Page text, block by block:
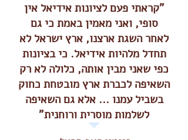
"קראתי פעם לציונות אידיאל אין
סופי, ואני מאמין באמת כי גם
לאחר השגת ארצנו, ארץ ישראל לא
תחדל מלהיות אידיאל. כי בציונות
כפי שאני מבין אותה, כלולה לא רק
השאיפה לכברת ארץ מובטחת כחוק
בשביל עמנו ... אלא גם השאיפה
לשלמות מוסרית ורוחנית"